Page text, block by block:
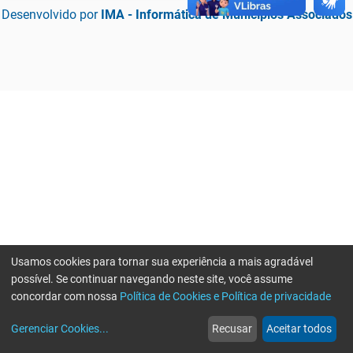
Desenvolvido por IMA - Informática de Municípios Associados
web
Notícias
more_horiz
Mais
Usamos cookies para tornar sua experiência a mais agradável
possível. Se continuar navegando neste site, você assume
concordar com nossa Política de Cookies e Política de privacidade
Gerenciar Cookies... Recusar Aceitar todos
Erro ao enviar informações, por favor tente novamente